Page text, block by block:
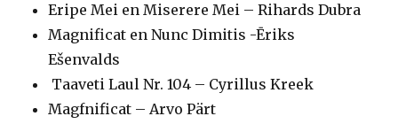
Eripe Mei en Miserere Mei – Rihards Dubra
Magnificat en Nunc Dimitis -Ēriks
Ešenvalds
Taaveti Laul Nr. 104 – Cyrillus Kreek
Magfnificat – Arvo Pärt